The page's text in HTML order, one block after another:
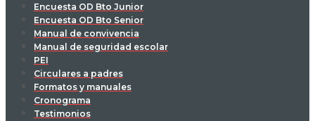
Encuesta OD Bto Junior
Encuesta OD Bto Senior
Manual de convivencia
Manual de seguridad escolar
PEI
Circulares a padres
Formatos y manuales
Cronograma
Testimonios